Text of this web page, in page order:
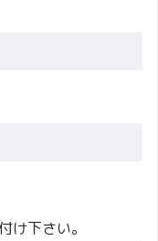
け下さい。